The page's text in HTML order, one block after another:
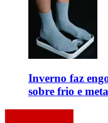
Inverno faz
sobre frio e